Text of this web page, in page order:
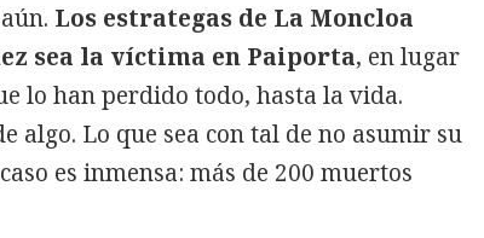
Los estrategas de La Moncloa
sea la víctima en Paiporta, en lugar
lo han perdido todo, hasta la vida.
algo. Lo que sea con tal de no asumir su
es inmensa: más de 200 muertos